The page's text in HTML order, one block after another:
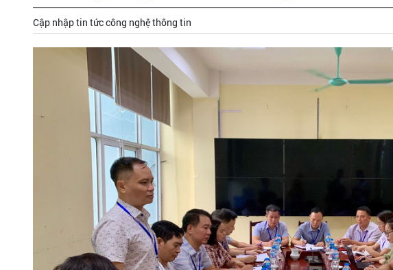
Cập nhập tin tức công nghệ thông tin